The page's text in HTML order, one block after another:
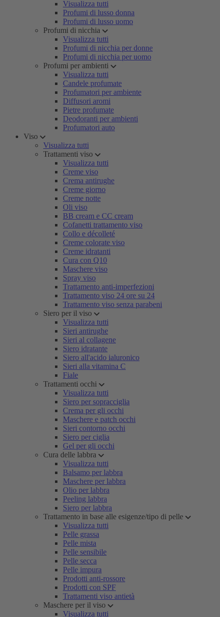
Visualizza tutti
Profumi di lusso donna
Profumi di lusso uomo
Profumi di nicchia
Visualizza tutti
Profumi di nicchia per donne
Profumi di nicchia per uomo
Profumi per ambienti
Visualizza tutti
Candele profumate
Profumatori per ambiente
Diffusori aromi
Pietre profumate
Deodoranti per ambienti
Profumatori auto
Viso
Visualizza tutti
Trattamenti viso
Visualizza tutti
Creme viso
Crema antirughe
Creme giorno
Creme notte
Oli viso
BB cream e CC cream
Cofanetti trattamento viso
Collo e décolleté
Creme colorate viso
Creme idratanti
Cura con Q10
Maschere viso
Spray viso
Trattamento anti-imperfezioni
Trattamento viso 24 ore su 24
Trattamento viso senza parabeni
Siero per il viso
Visualizza tutti
Sieri antirughe
Sieri al collagene
Siero idratante
Siero all'acido ialuronico
Sieri alla vitamina C
Fiale
Trattamenti occhi
Visualizza tutti
Siero per sopracciglia
Crema per gli occhi
Maschere e patch occhi
Sieri contorno occhi
Siero per ciglia
Gel per gli occhi
Cura delle labbra
Visualizza tutti
Balsamo per labbra
Maschere per labbra
Olio per labbra
Peeling labbra
Siero per labbra
Trattamento in base alle esigenze/tipo di pelle
Visualizza tutti
Pelle grassa
Pelle mista
Pelle sensibile
Pelle secca
Pelle impura
Prodotti anti-rossore
Prodotti con SPF
Trattamenti viso antietà
Maschere per il viso
Visualizza tutti